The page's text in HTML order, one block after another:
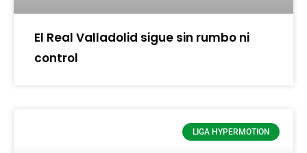
El Real Valladolid sigue sin rumbo ni
control
LIGA HYPERMOTION